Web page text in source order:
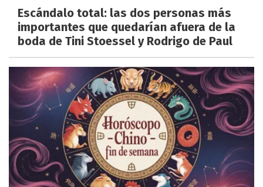
Escándalo total: las dos personas más
importantes que quedarían afuera de la
boda de Tini Stoessel y Rodrigo de Paul